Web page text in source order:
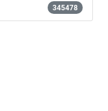
345478